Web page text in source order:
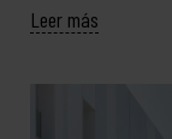
Leer más